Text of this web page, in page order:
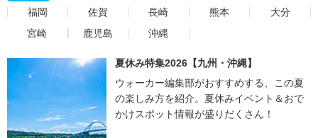
福岡
佐賀 長崎 熊本
大分
宮崎
鹿児島 沖縄
夏休み特集2026【九州・沖縄】
ウォーカー編集部がおすすめする、この夏
の楽しみ方を紹介。夏休みイベント＆おで
かけスポット情報が盛りだくさん！